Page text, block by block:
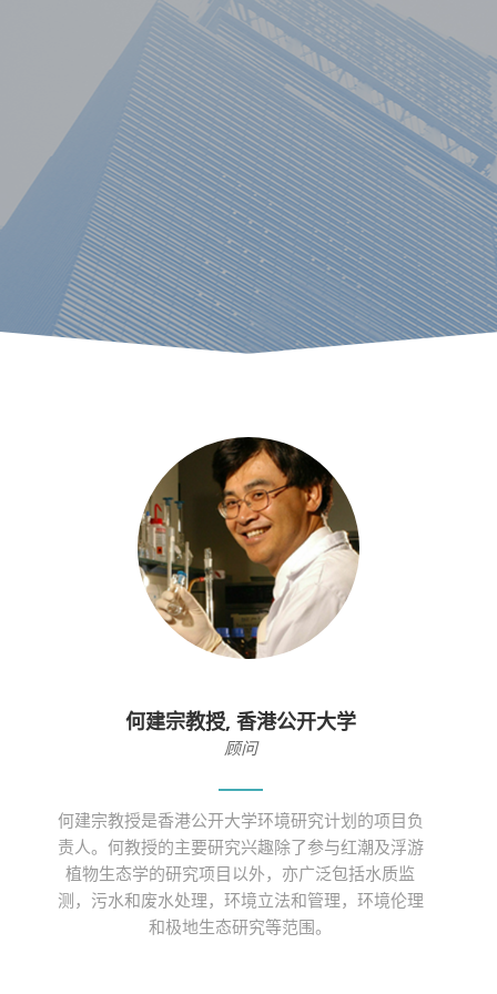
何建宗教授, 香港公开大学
顾问
何建宗教授是香港公开大学环境研究计划的项目负
责人。何教授的主要研究兴趣除了参与红潮及浮游
植物生态学的研究项目以外，亦广泛包括水质监
测，污水和废水处理，环境立法和管理，环境伦理
和极地生态研究等范围。